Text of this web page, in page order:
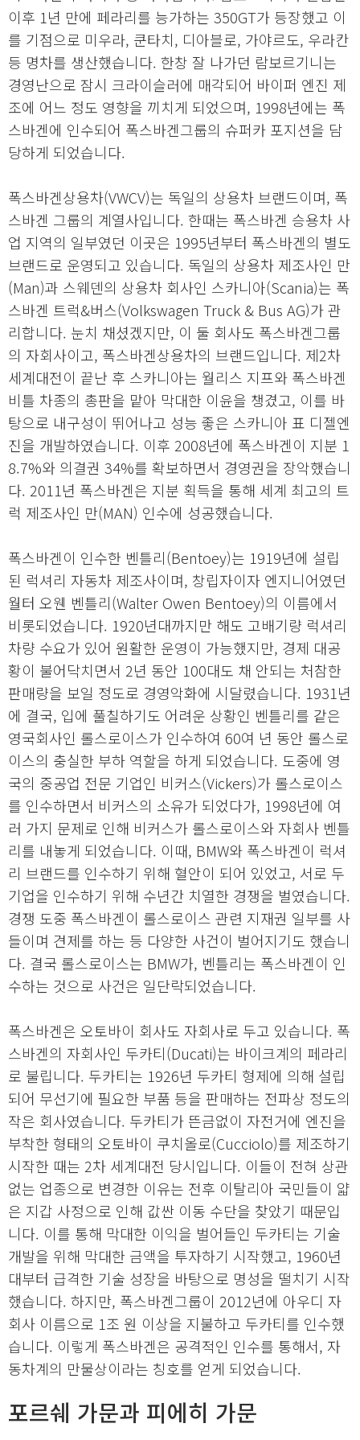
이후 1년 만에 페라리를 능가하는 350GT가 등장했고 이
를 기점으로 미우라, 쿤타치, 디아블로, 가야르도, 우라칸
등 명차를 생산했습니다. 한창 잘 나가던 람보르기니는
경영난으로 잠시 크라이슬러에 매각되어 바이퍼 엔진 제
조에 어느 정도 영향을 끼치게 되었으며, 1998년에는 폭
스바겐에 인수되어 폭스바겐그룹의 슈퍼카 포지션을 담
당하게 되었습니다.
폭스바겐상용차(VWCV)는 독일의 상용차 브랜드이며, 폭
스바겐 그룹의 계열사입니다. 한때는 폭스바겐 승용차 사
업 지역의 일부였던 이곳은 1995년부터 폭스바겐의 별도
브랜드로 운영되고 있습니다. 독일의 상용차 제조사인 만
(Man)과 스웨덴의 상용차 회사인 스카니아(Scania)는 폭
스바겐 트럭&버스(Volkswagen Truck & Bus AG)가 관
리합니다. 눈치 채셨겠지만, 이 둘 회사도 폭스바겐그룹
의 자회사이고, 폭스바겐상용차의 브랜드입니다. 제2차
세계대전이 끝난 후 스카니아는 월리스 지프와 폭스바겐
비틀 차종의 총판을 맡아 막대한 이윤을 챙겼고, 이를 바
탕으로 내구성이 뛰어나고 성능 좋은 스카니아 표 디젤엔
진을 개발하였습니다. 이후 2008년에 폭스바겐이 지분 1
8.7%와 의결권 34%를 확보하면서 경영권을 장악했습니
다. 2011년 폭스바겐은 지분 획득을 통해 세계 최고의 트
럭 제조사인 만(MAN) 인수에 성공했습니다.
폭스바겐이 인수한 벤틀리(Bentoey)는 1919년에 설립
된 럭셔리 자동차 제조사이며, 창립자이자 엔지니어였던
월터 오웬 벤틀리(Walter Owen Bentoey)의 이름에서
비롯되었습니다. 1920년대까지만 해도 고배기량 럭셔리
차량 수요가 있어 원활한 운영이 가능했지만, 경제 대공
황이 불어닥치면서 2년 동안 100대도 채 안되는 처참한
판매량을 보일 정도로 경영악화에 시달렸습니다. 1931년
에 결국, 입에 풀칠하기도 어려운 상황인 벤틀리를 같은
영국회사인 롤스로이스가 인수하여 60여 년 동안 롤스로
이스의 충실한 부하 역할을 하게 되었습니다. 도중에 영
국의 중공업 전문 기업인 비커스(Vickers)가 롤스로이스
를 인수하면서 비커스의 소유가 되었다가, 1998년에 여
러 가지 문제로 인해 비커스가 롤스로이스와 자회사 벤틀
리를 내놓게 되었습니다. 이때, BMW와 폭스바겐이 럭셔
리 브랜드를 인수하기 위해 혈안이 되어 있었고, 서로 두
기업을 인수하기 위해 수년간 치열한 경쟁을 벌였습니다.
경쟁 도중 폭스바겐이 롤스로이스 관련 지재권 일부를 사
들이며 견제를 하는 등 다양한 사건이 벌어지기도 했습니
다. 결국 롤스로이스는 BMW가, 벤틀리는 폭스바겐이 인
수하는 것으로 사건은 일단락되었습니다.
폭스바겐은 오토바이 회사도 자회사로 두고 있습니다. 폭
스바겐의 자회사인 두카티(Ducati)는 바이크계의 페라리
로 불립니다. 두카티는 1926년 두카티 형제에 의해 설립
되어 무선기에 필요한 부품 등을 판매하는 전파상 정도의
작은 회사였습니다. 두카티가 뜬금없이 자전거에 엔진을
부착한 형태의 오토바이 쿠치올로(Cucciolo)를 제조하기
시작한 때는 2차 세계대전 당시입니다. 이들이 전혀 상관
없는 업종으로 변경한 이유는 전후 이탈리아 국민들이 얇
은 지갑 사정으로 인해 값싼 이동 수단을 찾았기 때문입
니다. 이를 통해 막대한 이익을 벌어들인 두카티는 기술
개발을 위해 막대한 금액을 투자하기 시작했고, 1960년
대부터 급격한 기술 성장을 바탕으로 명성을 떨치기 시작
했습니다. 하지만, 폭스바겐그룹이 2012년에 아우디 자
회사 이름으로 1조 원 이상을 지불하고 두카티를 인수했
습니다. 이렇게 폭스바겐은 공격적인 인수를 통해서, 자
동차계의 만물상이라는 칭호를 얻게 되었습니다.
포르쉐 가문과 피에히 가문